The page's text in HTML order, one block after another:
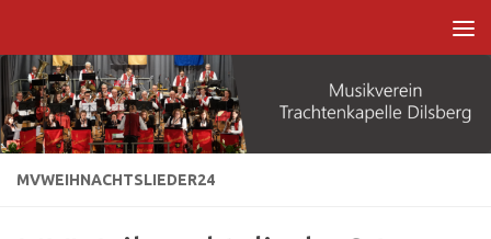
MVWEIHNACHTSLIEDER24